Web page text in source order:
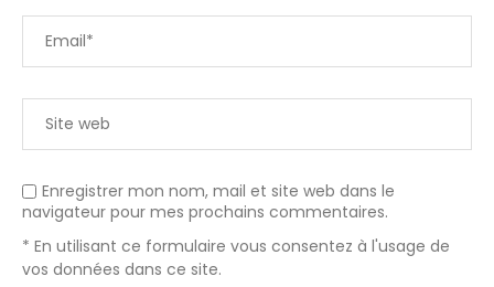
Enregistrer mon nom, mail et site web dans le
navigateur pour mes prochains commentaires.
* En utilisant ce formulaire vous consentez à l'usage de
vos données dans ce site.